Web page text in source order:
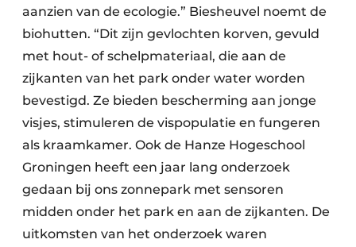
aanzien van de ecologie.” Biesheuvel noemt de
biohutten. “Dit zijn gevlochten korven, gevuld
met hout- of schelpmateriaal, die aan de
zijkanten van het park onder water worden
bevestigd. Ze bieden bescherming aan jonge
visjes, stimuleren de vispopulatie en fungeren
als kraamkamer. Ook de Hanze Hogeschool
Groningen heeft een jaar lang onderzoek
gedaan bij ons zonnepark met sensoren
midden onder het park en aan de zijkanten. De
uitkomsten van het onderzoek waren